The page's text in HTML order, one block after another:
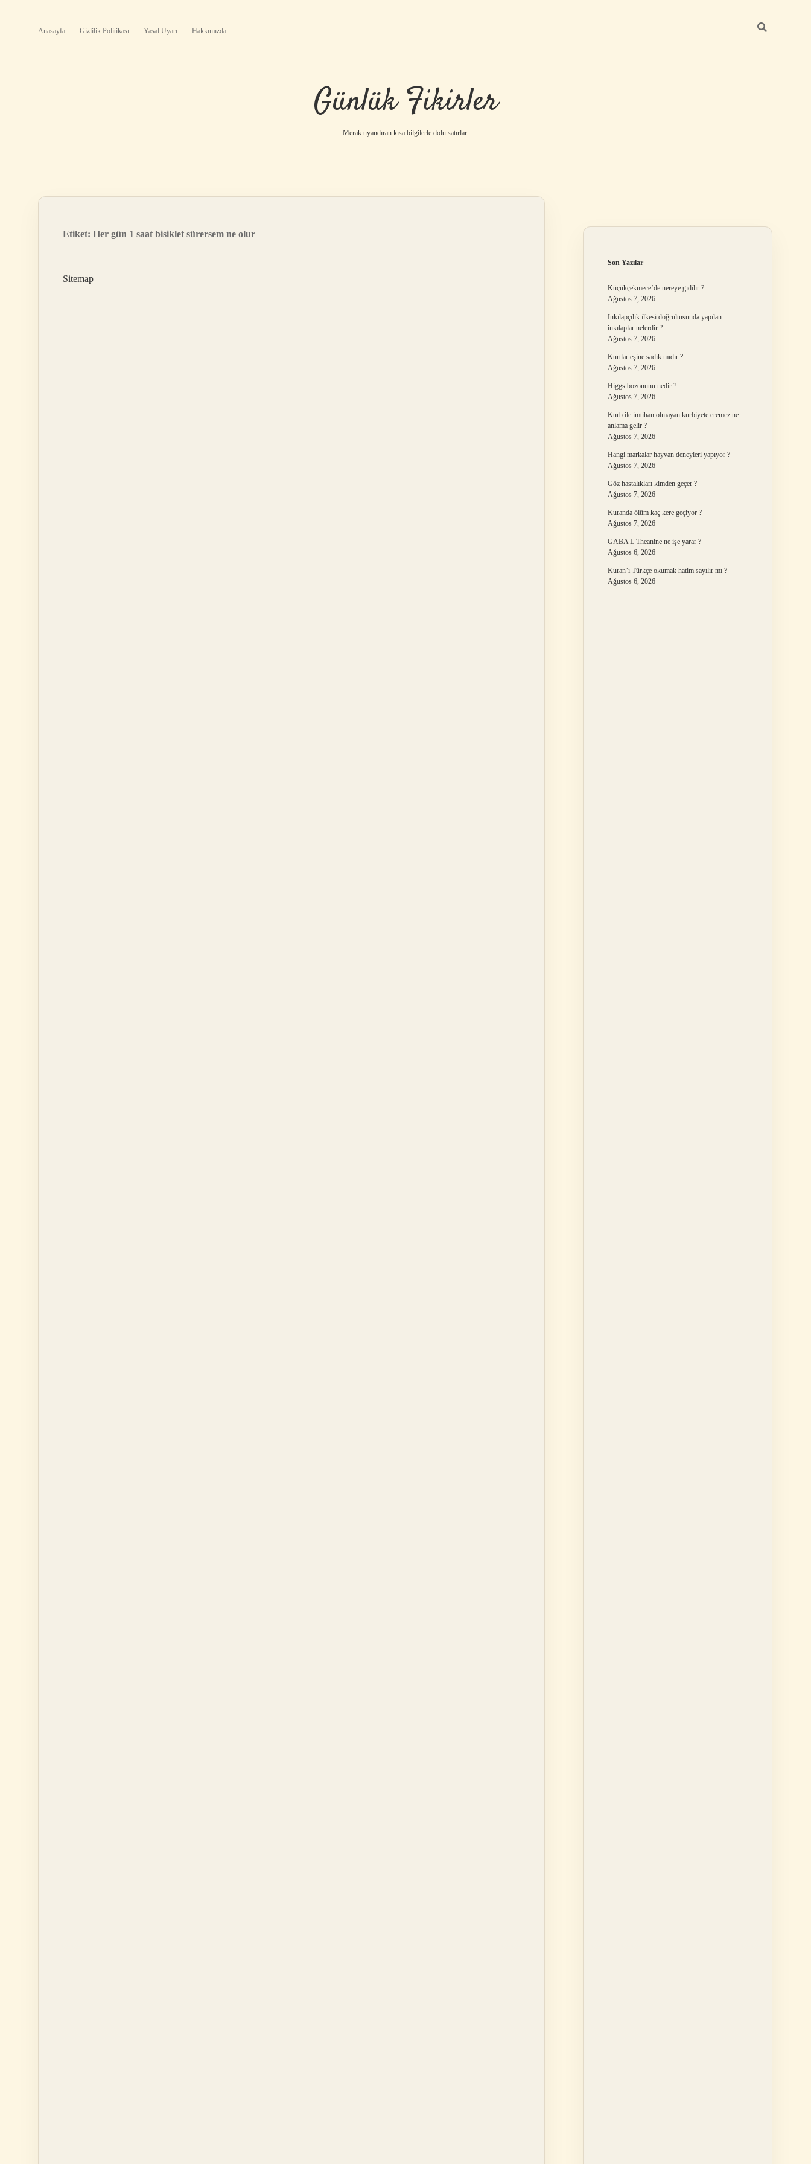
Anasayfa Gizlilik Politikası Yasal Uyarı Hakkımızda
Günlük Fikirler
Merak uyandıran kısa bilgilerle dolu satırlar.
Etiket: Her gün 1 saat bisiklet sürersem ne olur
Sitemap
Son Yazılar
Küçükçekmece’de nereye gidilir ?
Ağustos 7, 2026
Inkılapçılık ilkesi doğrultusunda yapılan
inkılaplar nelerdir ?
Ağustos 7, 2026
Kurtlar eşine sadık mıdır ?
Ağustos 7, 2026
Higgs bozonunu nedir ?
Ağustos 7, 2026
Kurb ile imtihan olmayan kurbiyete eremez ne
anlama gelir ?
Ağustos 7, 2026
Hangi markalar hayvan deneyleri yapıyor ?
Ağustos 7, 2026
Göz hastalıkları kimden geçer ?
Ağustos 7, 2026
Kuranda ölüm kaç kere geçiyor ?
Ağustos 7, 2026
GABA L Theanine ne işe yarar ?
Ağustos 6, 2026
Kuran’ı Türkçe okumak hatim sayılır mı ?
Ağustos 6, 2026